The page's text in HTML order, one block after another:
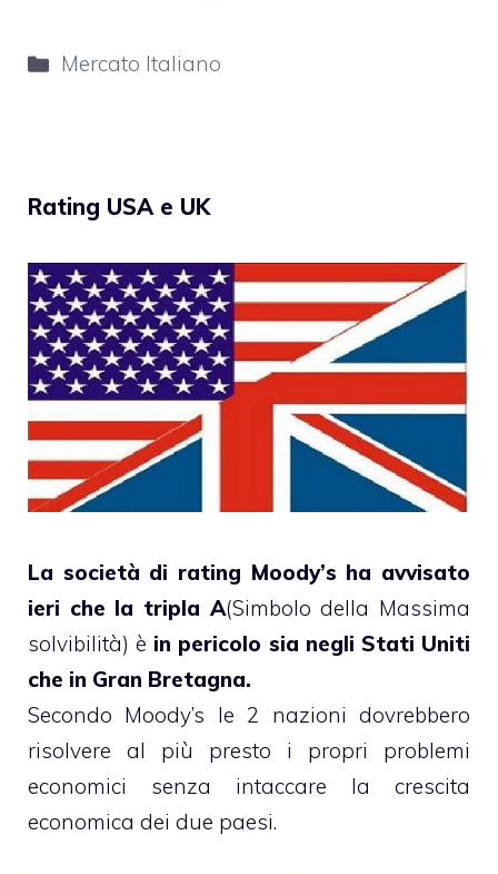
Categorie
Mercato Italiano
Rating USA e UK
La società di rating Moody’s ha avvisato
ieri che la tripla A(Simbolo della Massima
solvibilità) è in pericolo sia negli Stati Uniti
che in Gran Bretagna.
Secondo Moody’s le 2 nazioni dovrebbero
risolvere al più presto i propri problemi
economici senza intaccare la crescita
economica dei due paesi.